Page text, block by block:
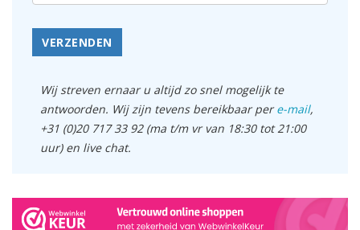
VERZENDEN
Wij streven ernaar u altijd zo snel mogelijk te
antwoorden. Wij zijn tevens bereikbaar pere-mail,
+31 (0)20 717 33 92 (ma t/m vr van 18:30 tot 21:00
uur) en live chat.